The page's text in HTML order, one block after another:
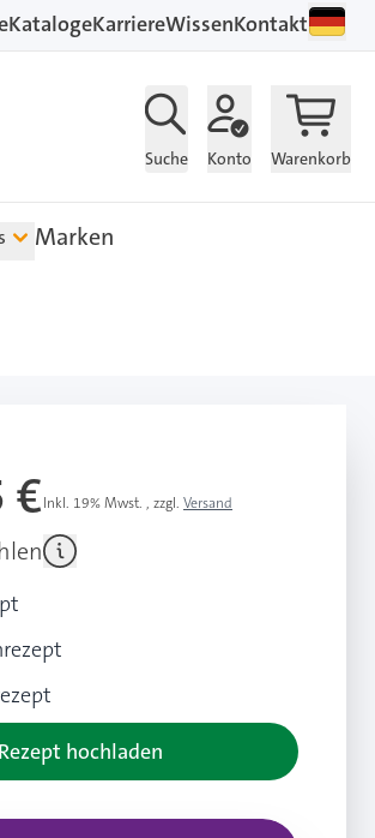
KatalogeKarriereWissenKontakt
Suche Konto Warenkorb
Marken
€Inkl. 19% Mwst. , zzgl. Versand
Rezept hochladen